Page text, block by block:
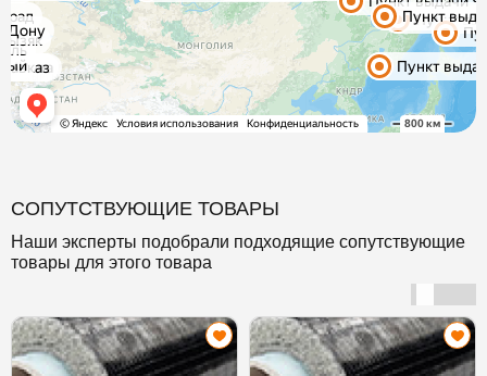
СОПУТСТВУЮЩИЕ ТОВАРЫ
Наши эксперты подобрали подходящие сопутствующие
товары для этого товара